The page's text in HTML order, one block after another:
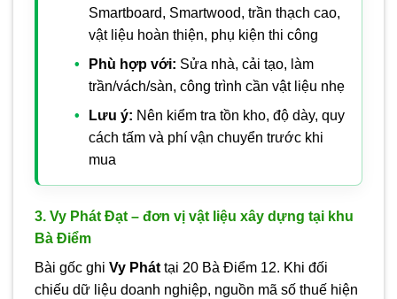
Smartboard, Smartwood, trần thạch cao,
vật liệu hoàn thiện, phụ kiện thi công
Phù hợp với: Sửa nhà, cải tạo, làm
trần/vách/sàn, công trình cần vật liệu nhẹ
Lưu ý: Nên kiểm tra tồn kho, độ dày, quy
cách tấm và phí vận chuyển trước khi
mua
3. Vy Phát Đạt – đơn vị vật liệu xây dựng tại khu
Bà Điểm
Bài gốc ghi Vy Phát tại 20 Bà Điểm 12. Khi đối
chiếu dữ liệu doanh nghiệp, nguồn mã số thuế hiện